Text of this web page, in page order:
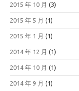
2015 年 10 月 (3)
2015 年 5 月 (1)
2015 年 1 月 (1)
2014 年 12 月 (1)
2014 年 10 月 (1)
2014 年 9 月 (1)